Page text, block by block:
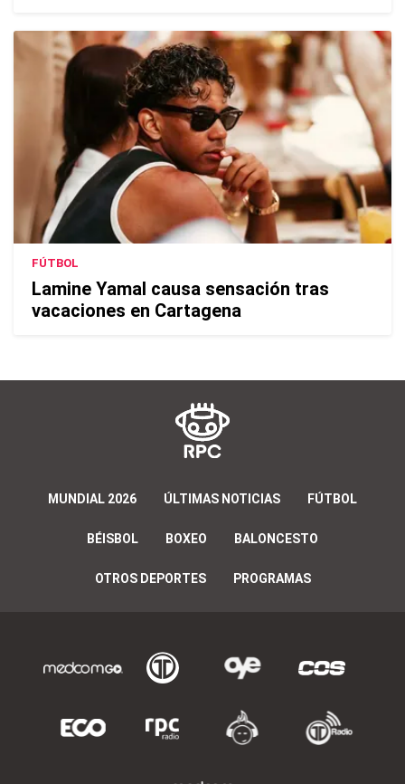
FÚTBOL
Lamine Yamal causa sensación tras
vacaciones en Cartagena
MUNDIAL 2026 ÚLTIMAS NOTICIAS FÚTBOL
BÉISBOL BOXEO BALONCESTO
OTROS DEPORTES PROGRAMAS